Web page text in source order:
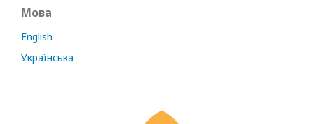
Мова
English
Українська